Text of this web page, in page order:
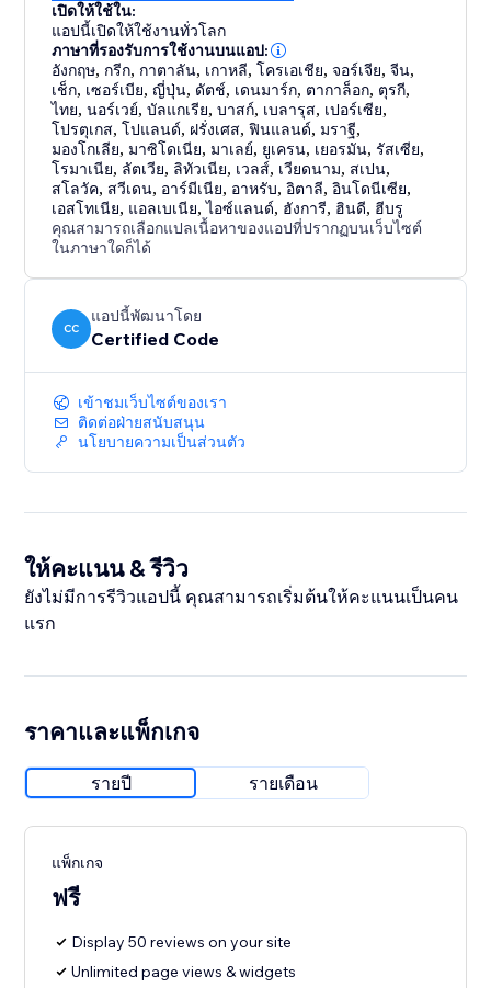
เปิดให้ใช้ใน:
แอปนี้เปิดให้ใช้งานทั่วโลก
ภาษาที่รองรับการใช้งานบนแอป:
อังกฤษ, กรีก, กาตาลัน, เกาหลี,โครเอเชีย,จอร์เจีย,จีน,
เช็ก, เซอร์เบีย,ญี่ปุ่น, ดัตช์, เดนมาร์ก, ตากาล็อก, ตุรกี,
ไทย,นอร์เวย์,บัลแกเรีย,บาสก์, เบลารุส, เปอร์เซีย,
โปรตุเกส,โปแลนด์, ฝรั่งเศส,ฟินแลนด์,มราฐี,
มองโกเลีย,มาซิโดเนีย,มาเลย์, ยูเครน, เยอรมัน,รัสเซีย,
โรมาเนีย, ลัตเวีย, ลิทัวเนีย, เวลส์, เวียดนาม, สเปน,
สโลวัค, สวีเดน, อาร์มีเนีย, อาหรับ,อิตาลี,อินโดนีเซีย,
เอสโทเนีย, แอลเบเนีย,ไอซ์แลนด์, ฮังการี, ฮินดี, ฮีบรู
คุณสามารถเลือกแปลเนื้อหาของแอปที่ปรากฏบนเว็บไซต์
ในภาษาใดก็ได้
CC
แอปนี้พัฒนาโดย
Certified Code
เข้าชมเว็บไซต์ของเรา
ติดต่อฝ่ายสนับสนุน
นโยบายความเป็นส่วนตัว
ให้คะแนน & รีวิว
ยังไม่มีการรีวิวแอปนี้ คุณสามารถเริ่มต้นให้คะแนนเป็นคน
แรก
ราคาและแพ็กเกจ
รายปี รายเดือน
แพ็กเกจ
ฟรี
Display 50 reviews on your site
Unlimited page views & widgets